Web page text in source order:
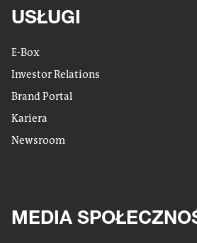
USŁUGI
E-Box
Investor Relations
Brand Portal
Kariera
Newsroom
MEDIA